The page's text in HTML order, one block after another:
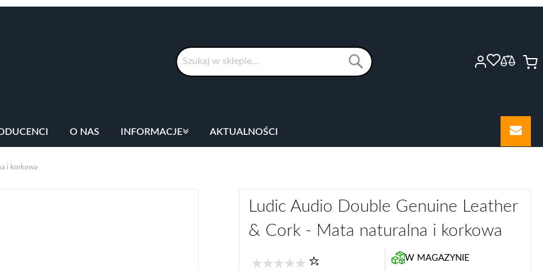
Szukaj
Szukaj
O NAS INFORMACJE AKTUALNOŚCI
i korkowa
Ludic Audio Double Genuine Leather
& Cork - Mata naturalna i korkowa
W MAGAZYNIE